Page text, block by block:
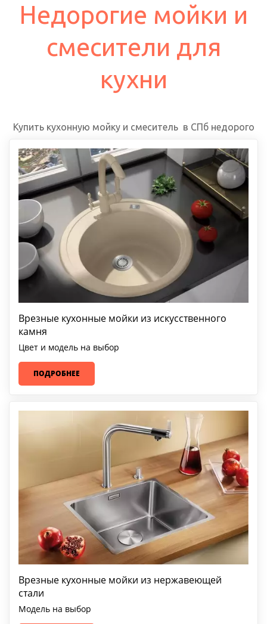
Недорогие мойки и
смесители для
кухни
Купить кухонную мойку и смеситель  в СПб недорого
Врезные кухонные мойки из искусственного
камня
Цвет и модель на выбор
ПОДРОБНЕЕ
Врезные кухонные мойки из нержавеющей
стали
Модель на выбор